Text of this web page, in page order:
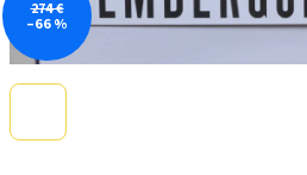
274 €
–66 %